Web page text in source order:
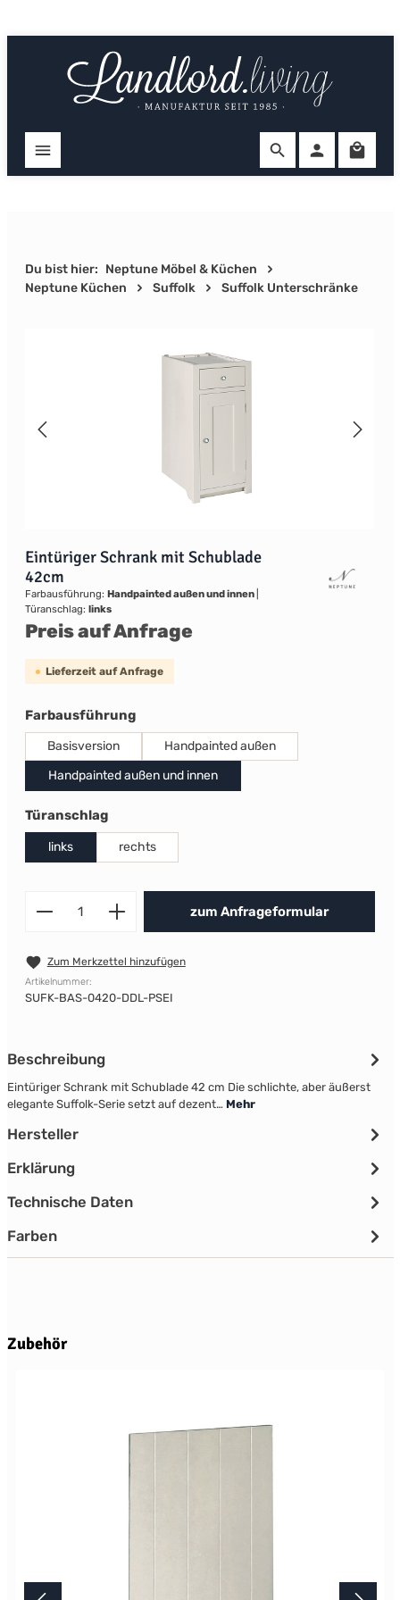
Du bist hier: Neptune Möbel & Küchen
Neptune Küchen
Suffolk Suffolk Unterschränke
Eintüriger Schrank mit Schublade
42cm
Farbausführung: Handpainted außen und innen
Türanschlag: links
Preis auf Anfrage
Lieferzeit auf Anfrage
Farbausführungauswählen
Basisversion
Handpainted außen
Handpainted außen und innen
Türanschlagauswählen
links rechts
Produkt Anzahl: Gib den
zum Anfrageformular
Zum Merkzettel hinzufügen
Artikelnummer:
SUFK-BAS-0420-DDL-PSEI
Beschreibung
Eintüriger Schrank mit Schublade 42 cm Die schlichte, aber äußerst
elegante Suffolk-Serie setzt auf dezent… Mehr
Hersteller
Erklärung
Technische Daten
Farben
Produktgalerie überspringen
Zubehör